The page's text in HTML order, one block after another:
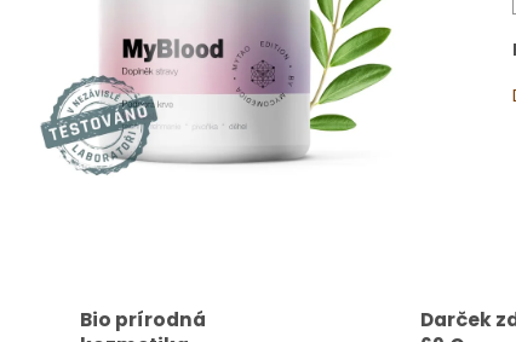
Bio prírodná
Darček